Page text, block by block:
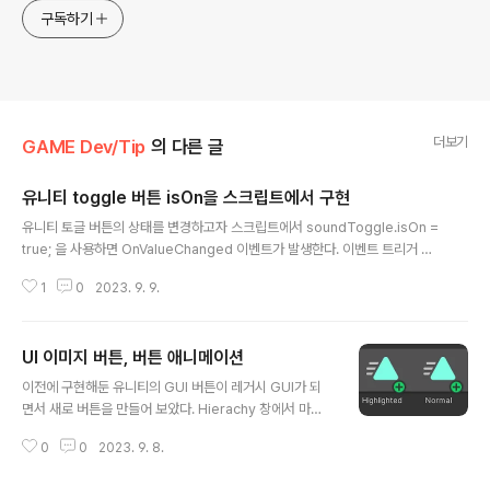
구독하기
GAME Dev/Tip 의 다른 글 더보기
유니티 toggle 버튼 isOn을 스크립트에서 구현
유니티 토글 버튼의 상태를 변경하고자 스크립트에서 soundToggle.isOn =
true; 을 사용하면 OnValueChanged 이벤트가 발생한다. 이벤트 트리거 없
utNotify(true); 를 사용하면 된다.
1 0 2023. 9. 9.
UI 이미지 버튼, 버튼 애니메이션
이전에 구현해둔 유니티의 GUI 버튼이 레거시 GUI가 되
면서 새로 버튼을 만들어 보았다. Hierachy 창에서 마우
택해준다. TextMeshPro를 처음 사용하면 나타나는 Im
0 0 2023. 9. 8.